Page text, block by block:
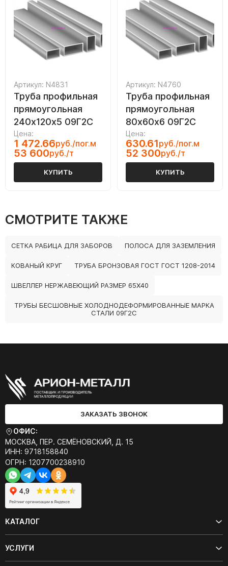
Артикул: N4831
Труба профильная
прямоугольная
240х120х5 09Г2С
Цена:
1 472.66руб./пог.м
53 600руб./т
КУПИТЬ
Артикул: N4760
Труба профильная
прямоугольная
80х60х6 09Г2С
Цена:
630.61руб./пог.м
52 300руб./т
КУПИТЬ
СМОТРИТЕ ТАКЖЕ
СЕТКА РАБИЦА ДЛЯ ЗАБОРОВ ПОЛОСА ДЛЯ ЗАЗЕМЛЕНИЯ
КОВАНЫЙ КРУГ ТРУБА БРОНЗОВАЯ ГОСТ ГОСТ 1208-2014
ШВЕЛЛЕР НЕРЖАВЕЮЩИЙ РАЗМЕР 65Х40
ТРУБЫ БЕСШОВНЫЕ ХОЛОДНОДЕФОРМИРОВАННЫЕ МАРКА
СТАЛИ 09Г2С
ЗАКАЗАТЬ ЗВОНОК
ОФИС:
МОСКВА, ПЕР. СЕМЁНОВСКИЙ, Д. 15
ИНН: 9718158840
ОГРН: 1207700238910
КАТАЛОГ
УСЛУГИ